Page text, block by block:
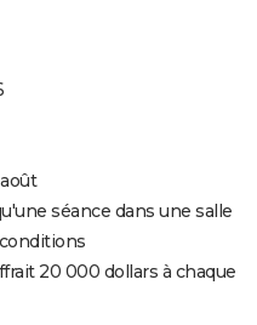
séance dans une salle
20 000 dollars à chaque